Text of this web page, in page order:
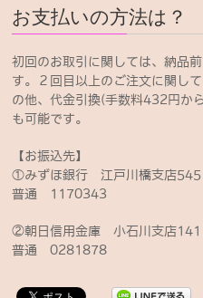
お支払いの方法は？
初回のお取引に関しては、納品
す。２回目以上のご注文に関し
の他、代金引換(手数料432円か
も可能です。
【お振込先】
①みずほ銀行 江戸川橋支店545
普通 1170343
②朝日信用金庫 小石川支店141
普通 0281878